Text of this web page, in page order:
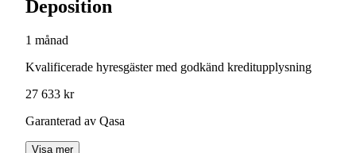
Deposition
1 månad
Kvalificerade hyresgäster med godkänd kreditupplysning
27 633 kr
Garanterad av Qasa
Visa mer